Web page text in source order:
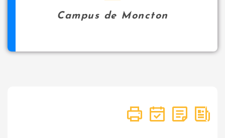
Campus de Moncton